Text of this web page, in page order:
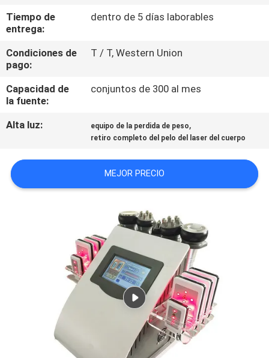
Tiempo de
entrega:
dentro de 5 días laborables
Condiciones de
pago:
T / T, Western Union
Capacidad de
la fuente:
conjuntos de 300 al mes
Alta luz: equipo de la perdida de peso,
retiro completo del pelo del laser del cuerpo
MEJOR PRECIO